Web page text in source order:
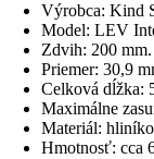
Výrobca: Kind
Model: LEV
Zdvih: 200 mm.
Priemer: 30,9
Celková dĺžka:
Maximálne
Materiál:
Hmotnosť: cca